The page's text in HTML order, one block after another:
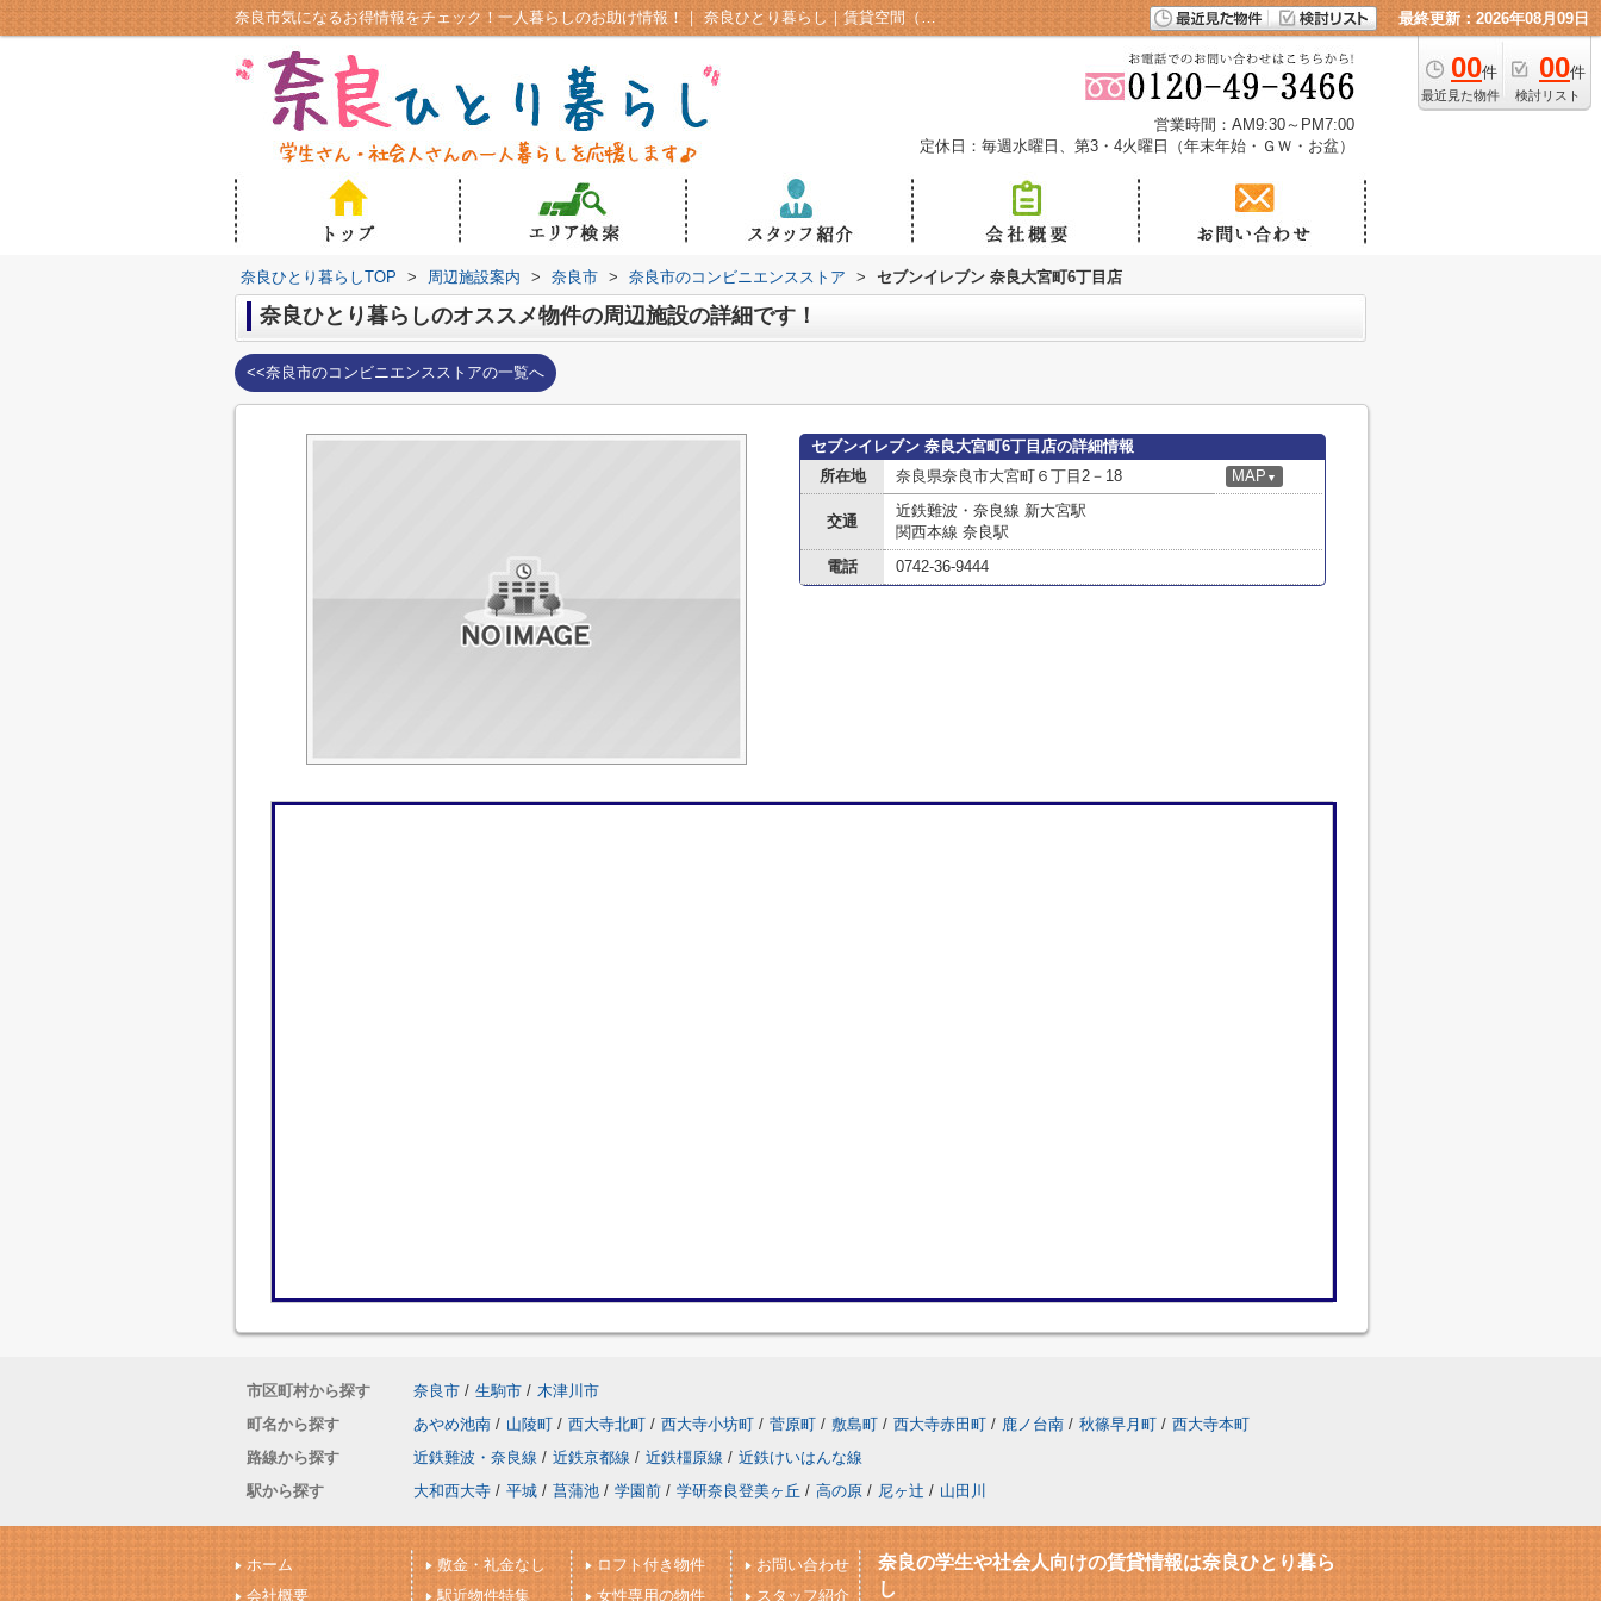
奈良市気になるお得情報をチェック！一人暮らしのお助け情報！｜ 奈良ひとり暮らし｜賃貸空間（株）A-SPACE奈良市の学生向け賃貸 最終更新：2026年08月09日
00件
最近見た物件
00件
検討リスト
営業時間：AM9:30～PM7:00
定休日：毎週水曜日、第3・4火曜日（年末年始・ＧＷ・お盆）
奈良ひとり暮らしTOP > 周辺施設案内 > 奈良市 > 奈良市のコンビニエンスストア > セブンイレブン 奈良大宮町6丁目店
奈良ひとり暮らしのオススメ物件の周辺施設の詳細です！
<<奈良市のコンビニエンスストアの一覧へ
セブンイレブン 奈良大宮町6丁目店の詳細情報
所在地
奈良県奈良市大宮町６丁目2－18 MAP ▼
交通
近鉄難波・奈良線 新大宮駅
関西本線 奈良駅
電話
0742-36-9444
市区町村から探す 奈良市 / 生駒市 / 木津川市
町名から探す
あやめ池南 / 山陵町 / 西大寺北町 / 西大寺小坊町 / 菅原町 / 敷島町 / 西大寺赤田町 / 鹿ノ台南 / 秋篠早月町 / 西大寺本町
路線から探す
近鉄難波・奈良線 / 近鉄京都線 / 近鉄橿原線 / 近鉄けいはんな線
駅から探す
大和西大寺 / 平城 / 菖蒲池 / 学園前 / 学研奈良登美ヶ丘 / 高の原 / 尼ヶ辻 / 山田川
ホーム
会社概要
敷金・礼金なし
駅近物件特集
ロフト付き物件
女性専用の物件
お問い合わせ
スタッフ紹介
奈良の学生や社会人向けの賃貸情報は奈良ひとり暮ら
し